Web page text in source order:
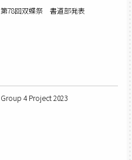
第78回双蝶祭 書道部発表
Group 4 Project 2023